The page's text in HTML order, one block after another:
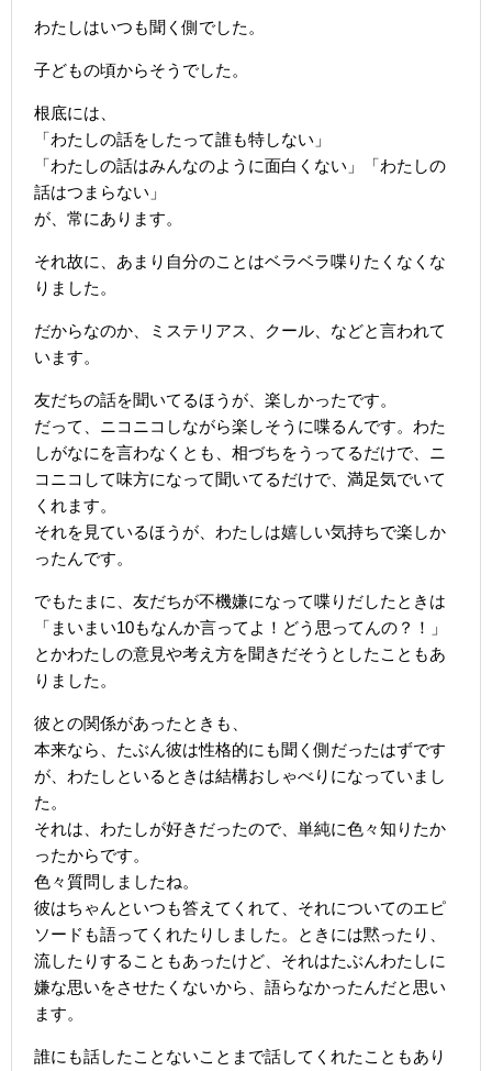
わたしはいつも聞く側でした。
子どもの頃からそうでした。
根底には、
「わたしの話をしたって誰も特しない」
「わたしの話はみんなのように面白くない」「わたしの
話はつまらない」
が、常にあります。
それ故に、あまり自分のことはベラベラ喋りたくなくな
りました。
だからなのか、ミステリアス、クール、などと言われて
います。
友だちの話を聞いてるほうが、楽しかったです。
だって、ニコニコしながら楽しそうに喋るんです。わた
しがなにを言わなくとも、相づちをうってるだけで、ニ
コニコして味方になって聞いてるだけで、満足気でいて
くれます。
それを見ているほうが、わたしは嬉しい気持ちで楽しか
ったんです。
でもたまに、友だちが不機嫌になって喋りだしたときは
「まいまい10もなんか言ってよ！どう思ってんの？！」
とかわたしの意見や考え方を聞きだそうとしたこともあ
りました。
彼との関係があったときも、
本来なら、たぶん彼は性格的にも聞く側だったはずです
が、わたしといるときは結構おしゃべりになっていまし
た。
それは、わたしが好きだったので、単純に色々知りたか
ったからです。
色々質問しましたね。
彼はちゃんといつも答えてくれて、それについてのエピ
ソードも語ってくれたりしました。ときには黙ったり、
流したりすることもあったけど、それはたぶんわたしに
嫌な思いをさせたくないから、語らなかったんだと思い
ます。
誰にも話したことないことまで話してくれたこともあり